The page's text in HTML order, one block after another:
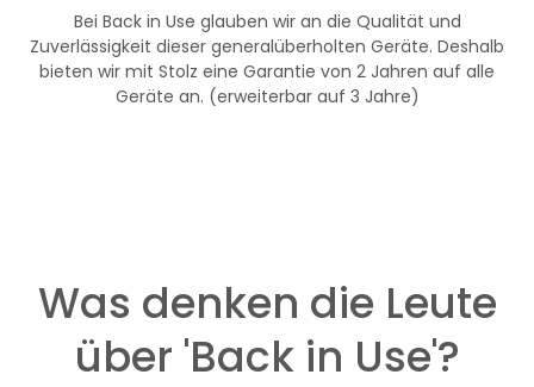
Bei Back in Use glauben wir an die Qualität und
Zuverlässigkeit dieser generalüberholten Geräte. Deshalb
bieten wir mit Stolz eine Garantie von 2 Jahren auf alle
Geräte an. (erweiterbar auf 3 Jahre)
Was denken die Leute
über 'Back in Use'?